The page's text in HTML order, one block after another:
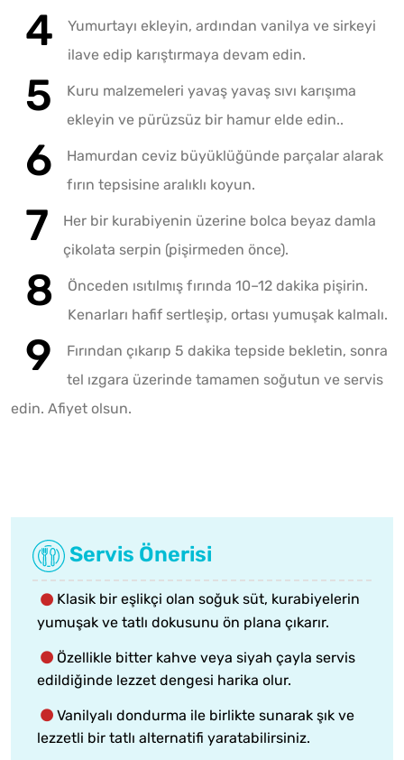
Yumurtayı ekleyin, ardından vanilya ve sirkeyi
ilave edip karıştırmaya devam edin.
Kuru malzemeleri yavaş yavaş sıvı karışıma
ekleyin ve pürüzsüz bir hamur elde edin..
Hamurdan ceviz büyüklüğünde parçalar alarak
fırın tepsisine aralıklı koyun.
Her bir kurabiyenin üzerine bolca beyaz damla
çikolata serpin (pişirmeden önce).
Önceden ısıtılmış fırında 10–12 dakika pişirin.
Kenarları hafif sertleşip, ortası yumuşak kalmalı.
Fırından çıkarıp 5 dakika tepside bekletin, sonra
tel ızgara üzerinde tamamen soğutun ve servis
edin. Afiyet olsun.
Servis Önerisi
Klasik bir eşlikçi olan soğuk süt, kurabiyelerin
yumuşak ve tatlı dokusunu ön plana çıkarır.
Özellikle bitter kahve veya siyah çayla servis
edildiğinde lezzet dengesi harika olur.
Vanilyalı dondurma ile birlikte sunarak şık ve
lezzetli bir tatlı alternatifi yaratabilirsiniz.